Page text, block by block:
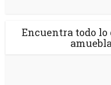
Encuentra todo lo